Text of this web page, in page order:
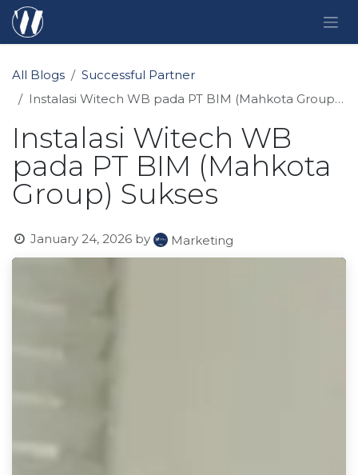
Skip to Content
All Blogs
Successful Partner
Instalasi Witech WB pada PT BIM (Mahkota Group) Sukses
Instalasi Witech WB
pada PT BIM (Mahkota
Group) Sukses
January 24, 2026 by Marketing